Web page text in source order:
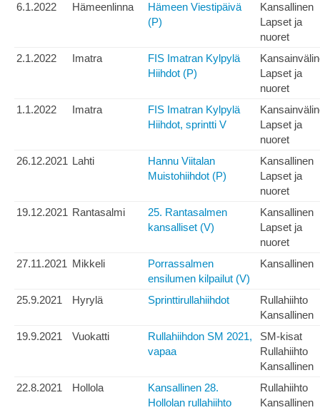
6.1.2022
Hämeenlinna
Hämeen Viestipäivä
(P)
Kansallinen
Lapset ja
nuoret
2.1.2022
Imatra
FIS Imatran Kylpylä
Hiihdot (P)
Lapset ja
nuoret
1.1.2022
Imatra
FIS Imatran Kylpylä
Hiihdot, sprintti V
Lapset ja
nuoret
26.12.2021 Lahti
Hannu Viitalan
Muistohiihdot (P)
Kansallinen
Lapset ja
nuoret
19.12.2021 Rantasalmi
25. Rantasalmen
kansalliset (V)
Kansallinen
Lapset ja
nuoret
27.11.2021 Mikkeli
Porrassalmen
ensilumen kilpailut (V)
Kansallinen
25.9.2021 Hyrylä Sprinttirullahiihdot
Rullahiihto
Kansallinen
19.9.2021
Vuokatti
Rullahiihdon SM 2021,
vapaa
SM-kisat
Rullahiihto
Kansallinen
22.8.2021
Hollola
Kansallinen 28.
Hollolan rullahiihto
Rullahiihto
Kansallinen